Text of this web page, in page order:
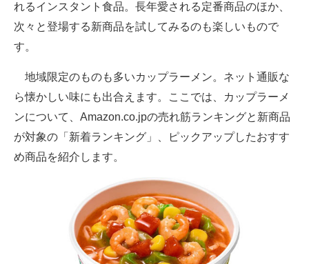
メディア
注目記事を集めた総合ページ
ITの今と未来を見通す
スマホと通信の最新トレンド
進化するPCとデバイスの未来
好きが集まる 比べて選べる
ビジネスと働き方のヒント
AI活用のいまが分かる
れるインスタント食品。長年愛される定番商品のほか、
次々と登場する新商品を試してみるのも楽しいもので
す。
地域限定のものも多いカップラーメン。ネット通販な
ら懐かしい味にも出合えます。ここでは、カップラーメ
ンについて、Amazon.co.jpの売れ筋ランキングと新商品
が対象の「新着ランキング」、ピックアップしたおすす
め商品を紹介します。